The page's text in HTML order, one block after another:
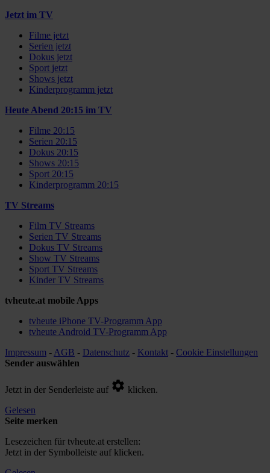
Jetzt im TV
Filme jetzt
Serien jetzt
Dokus jetzt
Sport jetzt
Shows jetzt
Kinderprogramm jetzt
Heute Abend 20:15 im TV
Filme 20:15
Serien 20:15
Dokus 20:15
Shows 20:15
Sport 20:15
Kinderprogramm 20:15
TV Streams
Film TV Streams
Serien TV Streams
Dokus TV Streams
Show TV Streams
Sport TV Streams
Kinder TV Streams
tvheute.at mobile Apps
tvheute iPhone TV-Programm App
tvheute Android TV-Programm App
Impressum - AGB - Datenschutz - Kontakt - Cookie Einstellungen
Sender auswählen
Jetzt in der Senderleiste auf
klicken.
Gelesen
Seite merken
Lesezeichen für tvheute.at erstellen:
Jetzt in der Symbolleiste auf klicken.